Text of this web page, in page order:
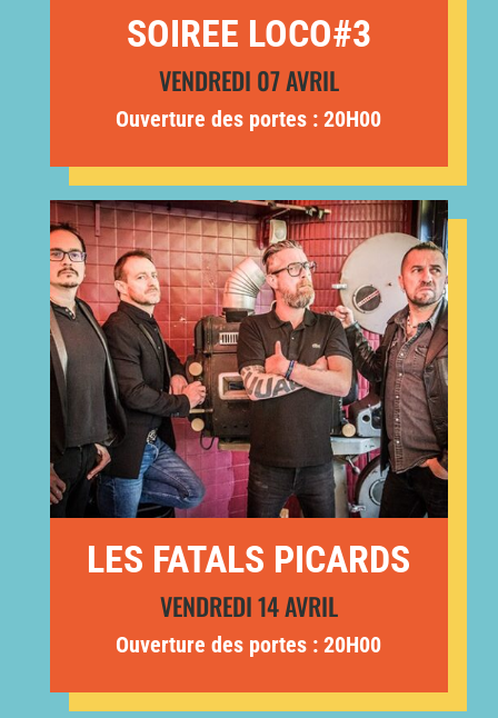
SOIREE LOCO#3
VENDREDI 07 AVRIL
Ouverture des portes : 20H00
LES FATALS PICARDS
VENDREDI 14 AVRIL
Ouverture des portes : 20H00